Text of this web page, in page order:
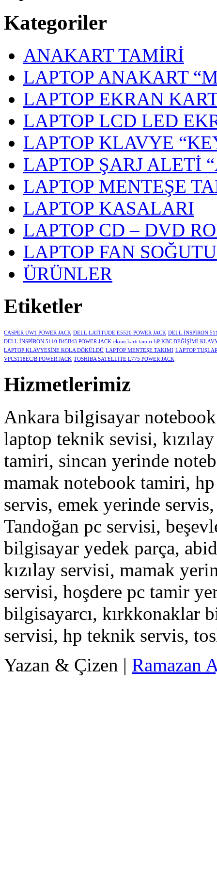
Kategoriler
ANAKART TAMİRİ
LAPTOP ANAKART
LAPTOP EKRAN
LAPTOP LCD LED
LAPTOP KLAVYE
LAPTOP ŞARJ ALETİ
LAPTOP MENTEŞE
LAPTOP KASALARI
LAPTOP CD – DVD
LAPTOP FAN
ÜRÜNLER
Etiketler
CASPER UW1 POWER JACK DELL LATİTUDE E5520 POWER JACK DELL İNSPİRON
DELL İNSPİRON 5110 B45B43 POWER JACK ekran kartı tamiri hP KBC DEĞİŞİMİ
LAPTOP KLAVYESİNE KOLA DÖKÜLDÜ LAPTOP MENTEŞE TAKIMI LAPTOP
VPCS118EC/B POWER JACK TOSHİBA SATELLİTE L775 POWER JACK
Hizmetlerimiz
Ankara bilgisayar
laptop teknik sevisi,
tamiri, sincan yerinde
mamak notebook tamiri,
servis, emek yerinde
Tandoğan pc servisi,
bilgisayar yedek parça,
kızılay servisi, mamak
servisi, hoşdere pc tamir
bilgisayarcı, kırkkonaklar
servisi, hp teknik servis,
Yazan & Çizen | Ramazan